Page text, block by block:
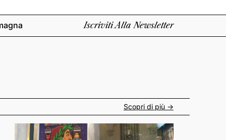
Iscriviti Alla Newsletter
Scopri di più ->